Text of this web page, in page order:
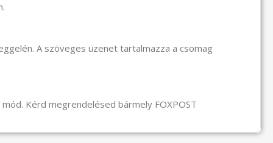
A szöveges üzenet tartalmazza a csomag
Kérd megrendelésed bármely FOXPOST